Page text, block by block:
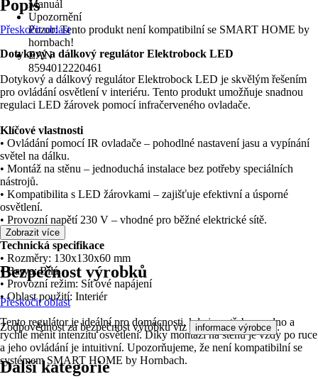
Manuál
Upozornění
Pozor: Tento produkt není kompatibilní se SMART HOME by
hornbach!
EAN
8594012220461
Popis
Přeskočit oblast
Dotykový a dálkový regulátor Elektrobock LED
Dotykový a dálkový regulátor Elektrobock LED je skvělým řešením
pro ovládání osvětlení v interiéru. Tento produkt umožňuje snadnou
regulaci LED žárovek pomocí infračerveného ovladače.
Klíčové vlastnosti
• Ovládání pomocí IR ovladače – pohodlné nastavení jasu a vypínání
světel na dálku.
• Montáž na stěnu – jednoduchá instalace bez potřeby speciálních
nástrojů.
• Kompatibilita s LED žárovkami – zajišťuje efektivní a úsporné
osvětlení.
• Provozní napětí 230 V – vhodné pro běžné elektrické sítě.
Technická specifikace
• Rozměry: 130x130x60 mm
• Barva: Bílá
• Provozní režim: Síťové napájení
• Oblast použití: Interiér
Tento regulátor je ideální pro domácnosti, kde je potřeba snadno a
rychle měnit intenzitu osvětlení. Díky montáži na stěnu je vždy po ruce
a jeho ovládání je intuitivní. Upozorňujeme, že není kompatibilní se
systémem SMART HOME by Hornbach.
Zobrazit více
Bezpečnost výrobků
Přeskočit oblast
Zodpovědnost za bezpečnost výrobku viz informace výrobce .
Další kategorie